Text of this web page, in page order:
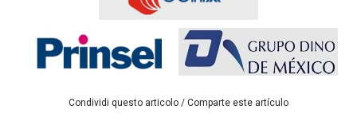
Condividi questo articolo / Comparte este artículo